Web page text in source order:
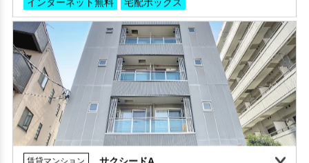
保証人不要・代行 インターネット無料 リノベーション リフォーム
保証人不要・代行 インターネット無料
賃貸マンション サクシードA